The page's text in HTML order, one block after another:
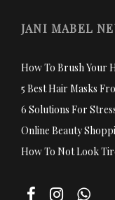
JANI MABEL
How To Brush Your
5 Best Hair Masks
6 Solutions For
Online Beauty
How To Not Look